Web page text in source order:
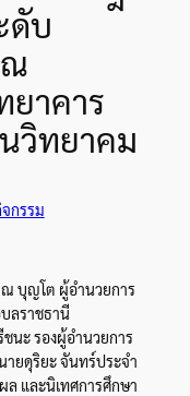
ดับ
ยาคาร
วิทยาคม
กรรม
บุญโต ผู้อำนวยการ
ลราชธานี
นะ รองผู้อำนวยการ
ยดุริยะ จันทร์ประจำ
และนิเทศการศึกษา